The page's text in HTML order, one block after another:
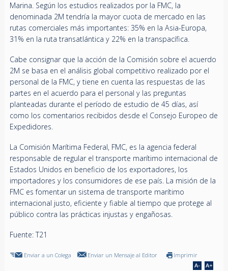
Marina. Según los estudios realizados por la FMC, la
denominada 2M tendría la mayor cuota de mercado en las
rutas comerciales más importantes: 35% en la Asia-Europa,
31% en la ruta transatlántica y 22% en la transpacífica.
Cabe consignar que la acción de la Comisión sobre el acuerdo
2M se basa en el análisis global competitivo realizado por el
personal de la FMC, y tiene en cuenta las respuestas de las
partes en el acuerdo para el personal y las preguntas
planteadas durante el período de estudio de 45 días, así
como los comentarios recibidos desde el Consejo Europeo de
Expedidores.
La Comisión Marítima Federal, FMC, es la agencia federal
responsable de regular el transporte marítimo internacional de
Estados Unidos en beneficio de los exportadores, los
importadores y los consumidores de ese país. La misión de la
FMC es fomentar un sistema de transporte marítimo
internacional justo, eficiente y fiable al tiempo que protege al
público contra las prácticas injustas y engañosas.
Fuente: T21
Enviar a un Colega Enviar un Mensaje al Editor Imprimir